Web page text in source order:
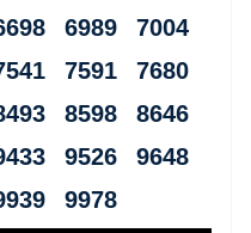
6989 7004
7591 7680
8598 8646
9526 9648
9978